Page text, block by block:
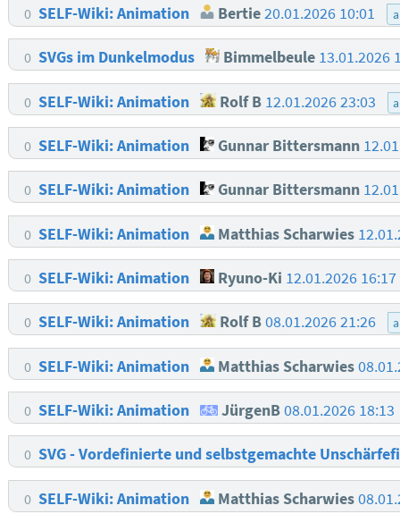
0 SELF-Wiki: Animation Bertie20.01.2026 10:01
0 SVGs im Dunkelmodus Bimmelbeule 13.01.2026
0 SELF-Wiki: Animation Rolf B 12.01.2026 23:03
0 SELF-Wiki: Animation Gunnar Bittersmann
0 SELF-Wiki: Animation Gunnar Bittersmann
0 SELF-Wiki: Animation Matthias Scharwies
0 SELF-Wiki: Animation Ryuno-Ki 12.01.2026 16:17
0 SELF-Wiki: Animation Rolf B08.01.2026 21:26
0 SELF-Wiki: Animation Matthias Scharwies
0 SELF-Wiki: Animation JürgenB08.01.2026 18:13
0 SVG - Vordefinierte und selbstgemachte
0 SELF-Wiki: Animation Matthias Scharwies